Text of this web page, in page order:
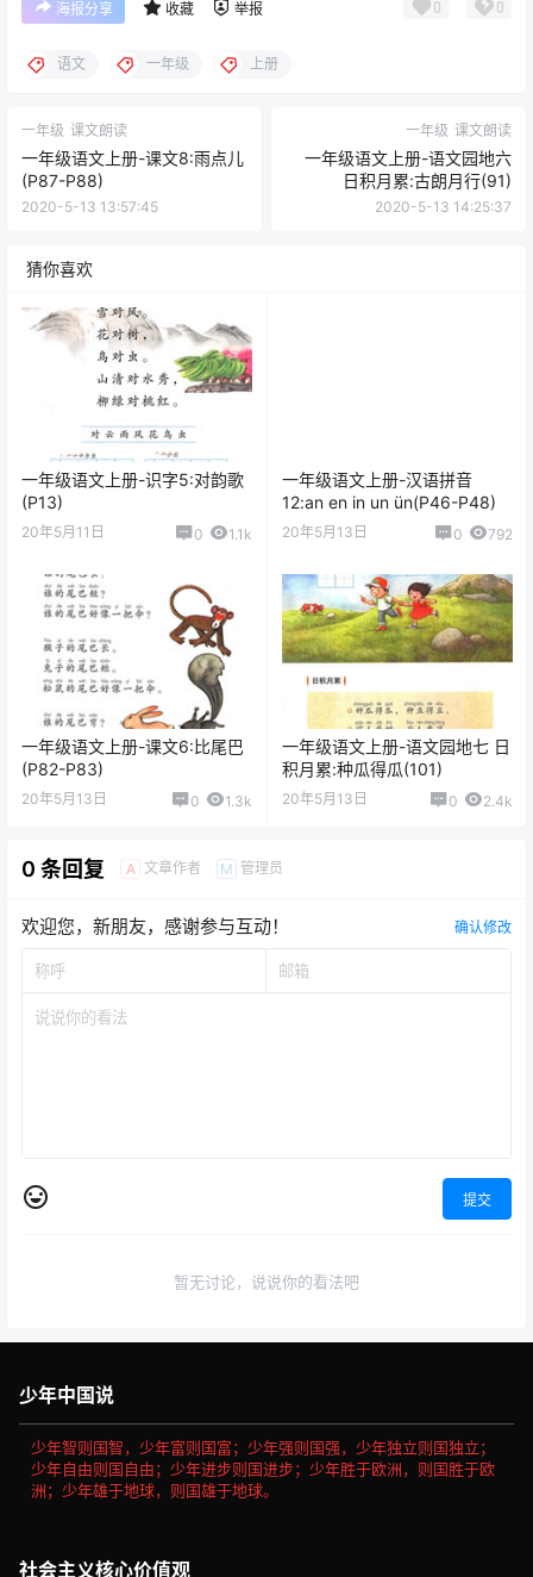
海报分享 收藏 举报 0 0
语文 一年级 上册
一年级 课文朗读
一年级语文上册-课文8:雨点儿
(P87-P88)
2020-5-13 13:57:45
一年级 课文朗读
一年级语文上册-语文园地六
日积月累:古朗月行(91)
2020-5-13 14:25:37
猜你喜欢
一年级语文上册-识字5:对韵歌
(P13)
20年5月11日 0 1.1k
一年级语文上册-汉语拼音
12:an en in un ün(P46-P48)
20年5月13日 0 792
一年级语文上册-课文6:比尾巴
(P82-P83)
20年5月13日 0 1.3k
一年级语文上册-语文园地七 日
积月累:种瓜得瓜(101)
20年5月13日 0 2.4k
0 条回复 A 文章作者 M 管理员
欢迎您，新朋友，感谢参与互动！ 确认修改
提交
暂无讨论，说说你的看法吧
少年中国说
少年智则国智，少年富则国富；少年强则国强，少年独立则国独立；
少年自由则国自由；少年进步则国进步；少年胜于欧洲，则国胜于欧
洲；少年雄于地球，则国雄于地球。
社会主义核心价值观